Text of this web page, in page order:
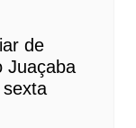
de
Juaçaba